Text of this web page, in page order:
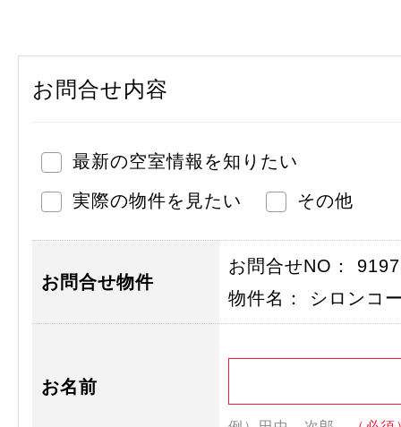
お問合せ内容
最新の空室情報を知りたい
実際の物件を見たい
その他
お問合せ物件
お問合せNO：
物件名： シロンコ
お名前